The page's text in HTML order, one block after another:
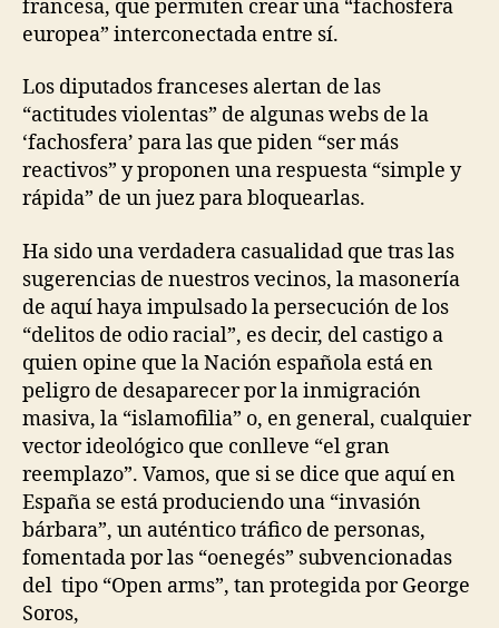
francesa, que permiten crear una “fachosfera
europea” interconectada entre sí.
Los diputados franceses alertan de las
“actitudes violentas” de algunas webs de la
‘fachosfera’ para las que piden “ser más
reactivos” y proponen una respuesta “simple y
rápida” de un juez para bloquearlas.
Ha sido una verdadera casualidad que tras las
sugerencias de nuestros vecinos, la masonería
de aquí haya impulsado la persecución de los
“delitos de odio racial”, es decir, del castigo a
quien opine que la Nación española está en
peligro de desaparecer por la inmigración
masiva, la “islamofilia” o, en general, cualquier
vector ideológico que conlleve “el gran
reemplazo”. Vamos, que si se dice que aquí en
España se está produciendo una “invasión
bárbara”, un auténtico tráfico de personas,
fomentada por las “oenegés” subvencionadas
del tipo “Open arms”, tan protegida por George
Soros,